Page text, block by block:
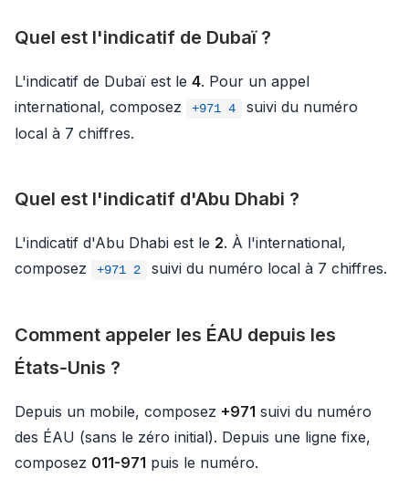
Quel est l'indicatif de Dubaï ?
L'indicatif de Dubaï est le 4. Pour un appel
international, composez
+971 4
suivi du numéro
local à 7 chiffres.
Quel est l'indicatif d'Abu Dhabi ?
L'indicatif d'Abu Dhabi est le 2. À l'international,
composez
+971 2 suivi du numéro local à 7 chiffres.
Comment appeler les ÉAU depuis les
États‑Unis ?
Depuis un mobile, composez +971 suivi du numéro
des ÉAU (sans le zéro initial). Depuis une ligne fixe,
composez 011-971 puis le numéro.